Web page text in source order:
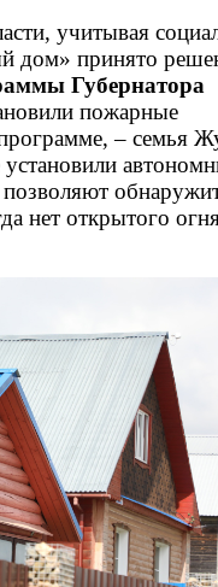
учитывая
дом» принято
Губернатора
пожарные
– семья
нет открытого